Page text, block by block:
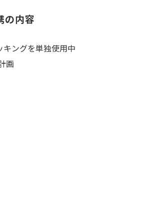
の内容
ングを単独使用中
画